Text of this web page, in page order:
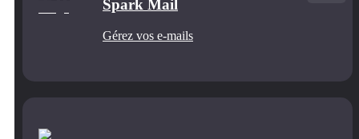
Spark Mail
Gérez vos e-mails